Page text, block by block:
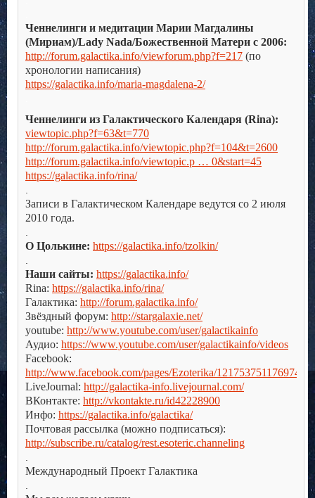
Ченнелинги и медитации Марии Магдалины
(Мириам)/Lady Nada/Божественной Матери с 2006:
http://forum.galactika.info/viewforum.php?f=217 (по
хронологии написания)
https://galactika.info/maria-magdalena-2/
Ченнелинги из Галактического Календаря (Rina):
viewtopic.php?f=63&t=770
http://forum.galactika.info/viewtopic.php?f=104&t=2600
http://forum.galactika.info/viewtopic.p … 0&start=45
https://galactika.info/rina/
Записи в Галактическом Календаре ведутся со 2 июля
2010 года.
О Цолькине: https://galactika.info/tzolkin/
Наши сайты: https://galactika.info/
Rina: https://galactika.info/rina/
Галактика: http://forum.galactika.info/
Звёздный форум: http://stargalaxie.net/
youtube: http://www.youtube.com/user/galactikainfo
Аудио: https://www.youtube.com/user/galactikainfo/videos
Facebook:
http://www.facebook.com/pages/Ezoterika/121753751176974
LiveJournal: http://galactika-info.livejournal.com/
ВКонтакте: http://vkontakte.ru/id42228900
Инфо: https://galactika.info/galactika/
Почтовая рассылка (можно подписаться):
http://subscribe.ru/catalog/rest.esoteric.channeling
Международный Проект Галактика